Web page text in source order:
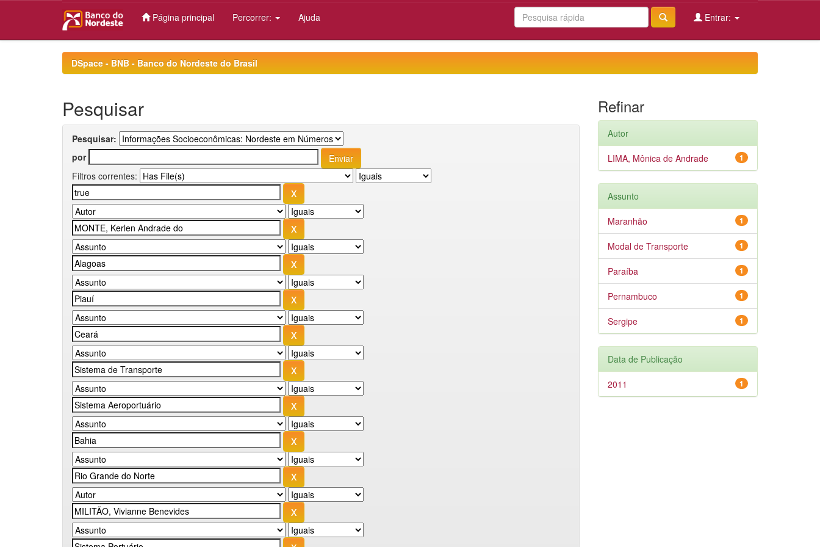
Página principal Percorrer: Ajuda Entrar:
DSpace - BNB - Banco do Nordeste do Brasil
Pesquisar
Pesquisar:
por
Filtros correntes:
Refinar
Autor
1
LIMA, Mônica de Andrade
Assunto
1
Maranhão
1
Modal de Transporte
1
Paraíba
1
Pernambuco
1
Sergipe
Data de Publicação
1
2011